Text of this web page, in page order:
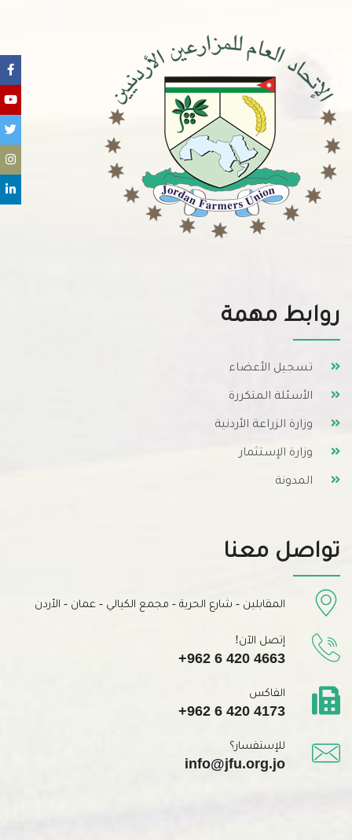
روابط مهمة
تسجيل الأعضاء
الأسئلة المتكررة
وزارة الزراعة الأردنية
وزارة الإستثمار
المدونة
تواصل معنا
المقابلين - شارع الحرية - مجمع الكيالي - عمان - الأردن
إتصل الآن!
+962 6 420 4663
الفاكس
+962 6 420 4173
للإستفسار؟
info@jfu.org.jo